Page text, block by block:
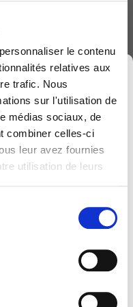
le contenu
relatives aux
trafic. Nous
sur l'utilisation de
médias sociaux, de
combiner celles-ci
leur avez fournies
utilisation de leurs
votre partenaire
digitales, alliant
étape, avec
restent les
l’infrastructure
public avec
du SPW
Computerland